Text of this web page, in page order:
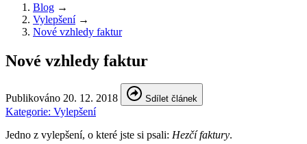
Blog →
Vylepšení →
Nové vzhledy faktur
Nové vzhledy faktur
Publikováno 20. 12. 2018 Sdílet článek
Kategorie: Vylepšení
Jedno z vylepšení, o které jste si psali: Hezčí faktury.